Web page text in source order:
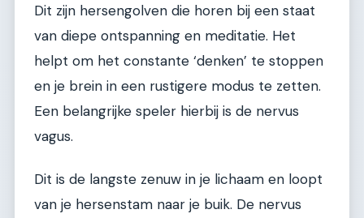
Dit zijn hersengolven die horen bij een staat
van diepe ontspanning en meditatie. Het
helpt om het constante ‘denken’ te stoppen
en je brein in een rustigere modus te zetten.
Een belangrijke speler hierbij is de nervus
vagus.
Dit is de langste zenuw in je lichaam en loopt
van je hersenstam naar je buik. De nervus